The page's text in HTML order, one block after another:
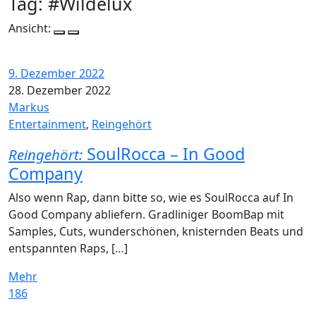
Ansicht:
9. Dezember 2022
28. Dezember 2022
Markus
Entertainment, Reingehört
Reingehört: SoulRocca – In Good
Company
Also wenn Rap, dann bitte so, wie es SoulRocca auf In
Good Company abliefern. Gradliniger BoomBap mit
Samples, Cuts, wunderschönen, knisternden Beats und
entspannten Raps, […]
Mehr
186